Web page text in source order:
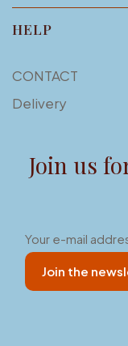
HELP
CONTACT
Delivery
Join us
Your e-mail
Join the